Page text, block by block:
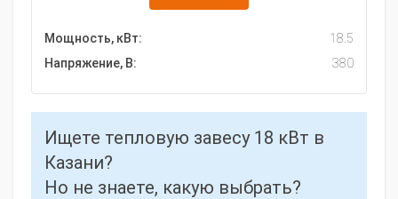
Мощность, кВт:
18.5
Напряжение, В:
380
Ищете тепловую завесу 18 кВт в
Казани?
Но не знаете, какую выбрать?